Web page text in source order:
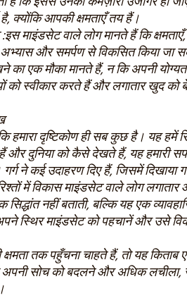
है, क्योंकि आपकी क्षमताएँ तय हैं।
माइंडसेट वाले लोग मानते हैं कि क्षमताएँ,
अभ्यास और समर्पण से विकसित किया जा
एक मौका मानते हैं, न कि अपनी
को स्वीकार करते हैं और लगातार खुद को
हमारा दृष्टिकोण ही सब कुछ है। यह हमें
दुनिया को कैसे देखते हैं, यह हमारी
गर्ग ने कई उदाहरण दिए हैं, जिसमें
रिश्तों में विकास माइंडसेट वाले लोग
नहीं बताती, बल्कि यह एक
स्थिर माइंडसेट को पहचानें और उसे
तक पहुँचना चाहते हैं, तो यह किताब
अपनी सोच को बदलने और अधिक